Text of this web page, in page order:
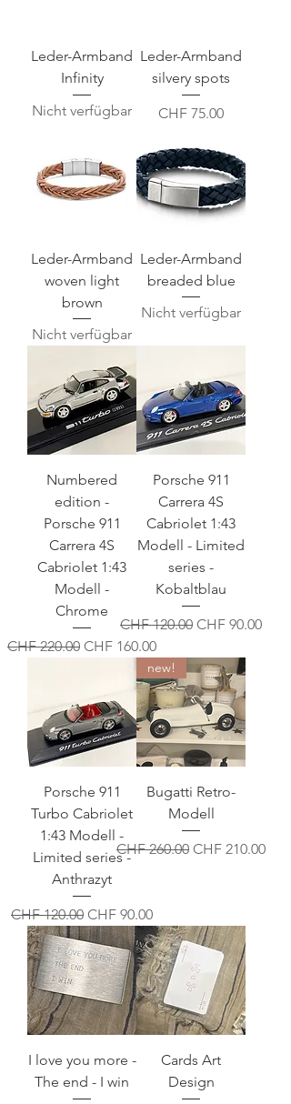
Leder-Armband
Infinity
Nicht verfügbar
Leder-Armband
silvery spots
Preis
CHF 75.00
Leder-Armband
woven light
brown
Nicht verfügbar
Leder-Armband
breaded blue
Nicht verfügbar
Numbered
edition -
Porsche 911
Carrera 4S
Cabriolet 1:43
Modell -
Chrome
Standardpreis
CHF 220.00 Sale-Preis
CHF 160.00
Porsche 911
Carrera 4S
Cabriolet 1:43
Modell - Limited
series -
Kobaltblau
Standardpreis
CHF 120.00 Sale-Preis
CHF 90.00
Porsche 911
Turbo Cabriolet
1:43 Modell -
Limited series -
Anthrazyt
Standardpreis
CHF 120.00 Sale-Preis
CHF 90.00
new!
Bugatti Retro-
Modell
Standardpreis
CHF 260.00 Sale-Preis
CHF 210.00
I love you more -
The end - I win
Cards Art
Design